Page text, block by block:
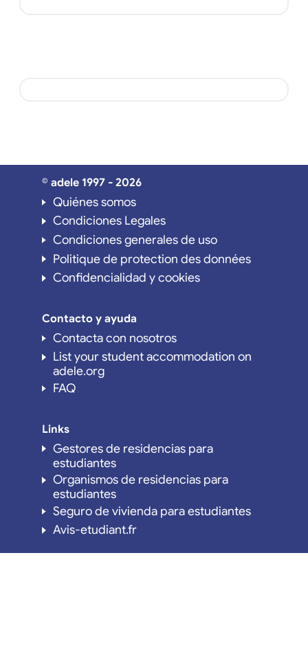
© adele 1997 - 2026
Quiénes somos
Condiciones Legales
Condiciones generales de uso
Politique de protection des données
Confidencialidad y cookies
Contacto y ayuda
Contacta con nosotros
List your student accommodation on
adele.org
FAQ
Links
Gestores de residencias para
estudiantes
Organismos de residencias para
estudiantes
Seguro de vivienda para estudiantes
Avis-etudiant.fr